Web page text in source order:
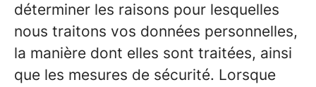
déterminer les raisons pour lesquelles
nous traitons vos données personnelles,
la manière dont elles sont traitées, ainsi
que les mesures de sécurité. Lorsque